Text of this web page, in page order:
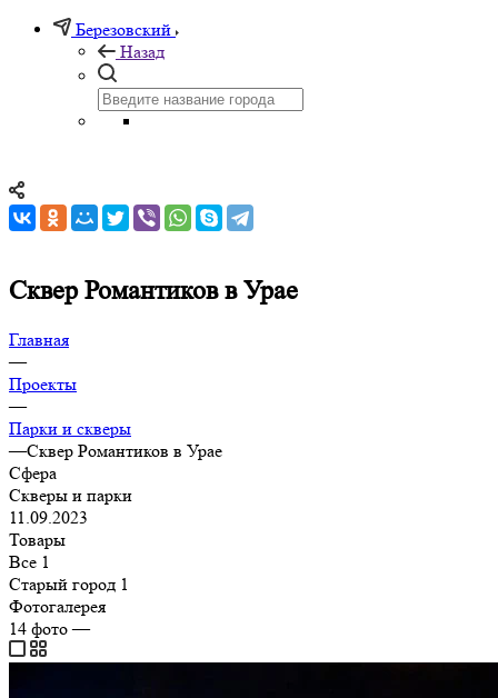
Березовский
Назад
Сквер Романтиков в Урае
Главная
—
Проекты
—
Парки и скверы
—Сквер Романтиков в Урае
Сфера
Скверы и парки
11.09.2023
Товары
Все 1
Старый город 1
Фотогалерея
14 фото—